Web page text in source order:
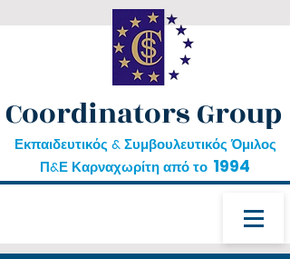
Coordinators Group
Εκπαιδευτικός & Συμβουλευτικός Όμιλος
Π&Ε Καρναχωρίτη από το 1994